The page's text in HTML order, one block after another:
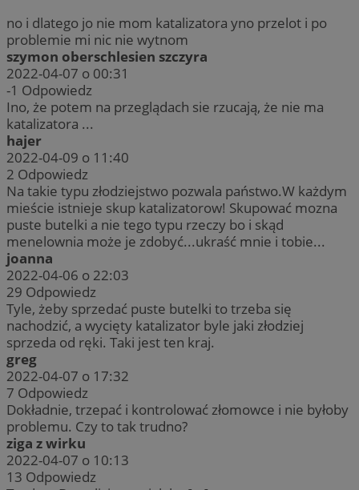
no i dlatego jo nie mom katalizatora yno przelot i po
problemie mi nic nie wytnom
szymon oberschlesien szczyra
2022-04-07 o 00:31
-1 Odpowiedz
Ino, że potem na przeglądach sie rzucają, że nie ma
katalizatora ...
hajer
2022-04-09 o 11:40
2 Odpowiedz
Na takie typu złodziejstwo pozwala państwo.W każdym
mieście istnieje skup katalizatorow! Skupować mozna
puste butelki a nie tego typu rzeczy bo i skąd
menelownia może je zdobyć...ukraść mnie i tobie...
joanna
2022-04-06 o 22:03
29 Odpowiedz
Tyle, żeby sprzedać puste butelki to trzeba się
nachodzić, a wycięty katalizator byle jaki złodziej
sprzeda od ręki. Taki jest ten kraj.
greg
2022-04-07 o 17:32
7 Odpowiedz
Dokładnie, trzepać i kontrolować złomowce i nie byłoby
problemu. Czy to tak trudno?
ziga z wirku
2022-04-07 o 10:13
13 Odpowiedz